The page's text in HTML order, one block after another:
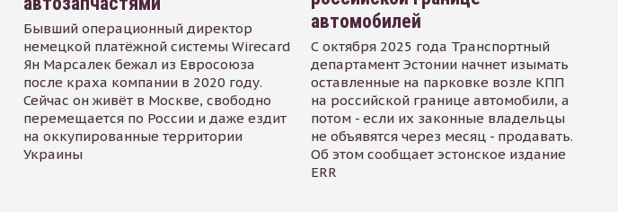
Бывший операционный директор
немецкой платёжной системы Wirecard
Ян Марсалек бежал из Евросоюза
после краха компании в 2020 году.
Сейчас он живёт в Москве, свободно
перемещается по России и даже ездит
на оккупированные территории
Украины
автомобилей
С октября 2025 года Транспортный
департамент Эстонии начнет изымать
оставленные на парковке возле КПП
на российской границе автомобили, а
потом - если их законные владельцы
не объявятся через месяц - продавать.
Об этом сообщает эстонское издание
ERR